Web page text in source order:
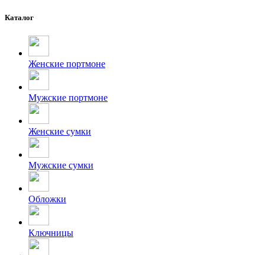
Каталог
Женские портмоне
Мужские портмоне
Женские сумки
Мужские сумки
Обложки
Ключницы